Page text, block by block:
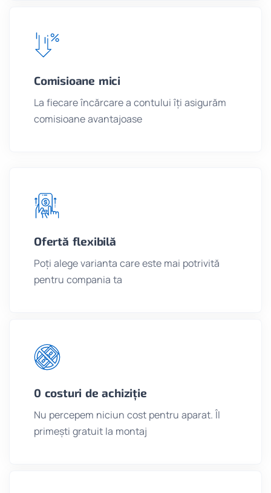
Comisioane mici
La fiecare încărcare a contului îți asigurăm
comisioane avantajoase
Ofertă flexibilă
Poți alege varianta care este mai potrivită
pentru compania ta
0 costuri de achiziție
Nu percepem niciun cost pentru aparat. Îl
primești gratuit la montaj